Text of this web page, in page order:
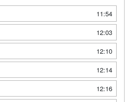
11:54
12:03
12:10
12:14
12:16